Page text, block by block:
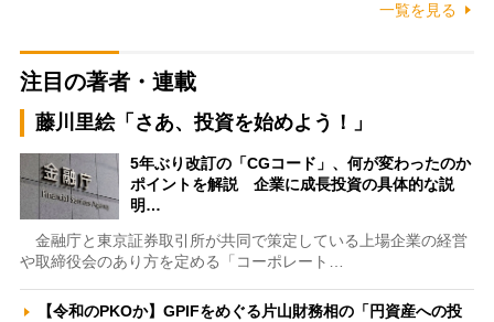
一覧を見る
注目の著者・連載
藤川里絵「さあ、投資を始めよう！」
5年ぶり改訂の「CGコード」、何が変わったのか
ポイントを解説 企業に成長投資の具体的な説
明…
金融庁と東京証券取引所が共同で策定している上場企業の経営
や取締役会のあり方を定める「コーポレート…
【令和のPKOか】GPIFをめぐる片山財務相の「円資産への投